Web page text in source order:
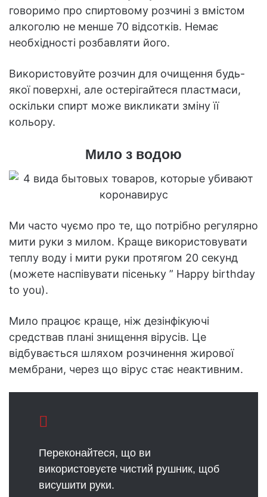
говоримо про спиртовому розчині з вмістом
алкоголю не менше 70 відсотків. Немає
необхідності розбавляти його.
Використовуйте розчин для очищення будь-
якої поверхні, але остерігайтеся пластмаси,
оскільки спирт може викликати зміну її
кольору.
Мило з водою
Ми часто чуємо про те, що потрібно регулярно
мити руки з милом. Краще використовувати
теплу воду і мити руки протягом 20 секунд
(можете наспівувати пісеньку ” Happy birthday
to you).
Мило працює краще, ніж дезінфікуючі
средствав плані знищення вірусів. Це
відбувається шляхом розчинення жирової
мембрани, через що вірус стає неактивним.
Переконайтеся, що ви
використовуєте чистий рушник, щоб
висушити руки.